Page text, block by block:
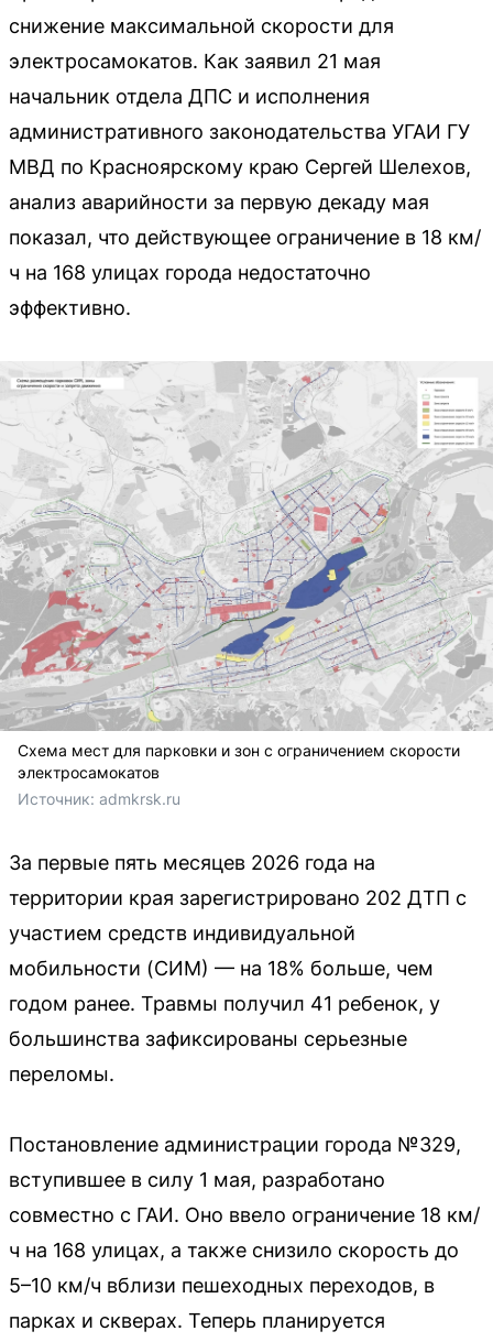
снижение максимальной скорости для
электросамокатов. Как заявил 21 мая
начальник отдела ДПС и исполнения
административного законодательства УГАИ ГУ
МВД по Красноярскому краю Сергей Шелехов,
анализ аварийности за первую декаду мая
показал, что действующее ограничение в 18 км/
ч на 168 улицах города недостаточно
эффективно.
Схема мест для парковки и зон с ограничением скорости
электросамокатов
Источник: admkrsk.ru
За первые пять месяцев 2026 года на
территории края зарегистрировано 202 ДТП с
участием средств индивидуальной
мобильности (СИМ) — на 18% больше, чем
годом ранее. Травмы получил 41 ребенок, у
большинства зафиксированы серьезные
переломы.
Постановление администрации города №329,
вступившее в силу 1 мая, разработано
совместно с ГАИ. Оно ввело ограничение 18 км/
ч на 168 улицах, а также снизило скорость до
5–10 км/ч вблизи пешеходных переходов, в
парках и скверах. Теперь планируется